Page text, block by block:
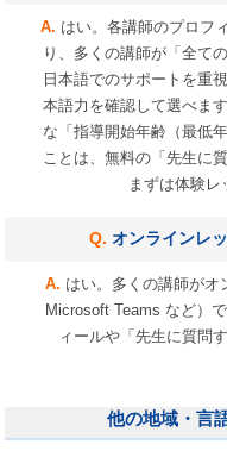
はい。各講師のプロフ
り、多くの講師が「全て
日本語でのサポートを重
本語力を確認して選べま
な「指導開始年齢（最低
ことは、無料の「先生に
まずは体験レ
オンラインレ
はい。多くの講師がオ
Microsoft Teams など）
ィールや「先生に質問
他の地域・言